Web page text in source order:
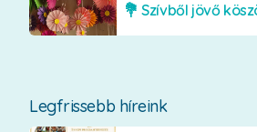
Legfrissebb híreink